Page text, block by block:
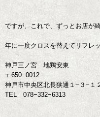
ですが、これで、ずっとお店が
年に一度クロスを替えてリフレ
神戸三ノ宮 地鶏安東
〒650−0012
神戸市中央区北長狭通１−３−１
TEL 078−332−6313